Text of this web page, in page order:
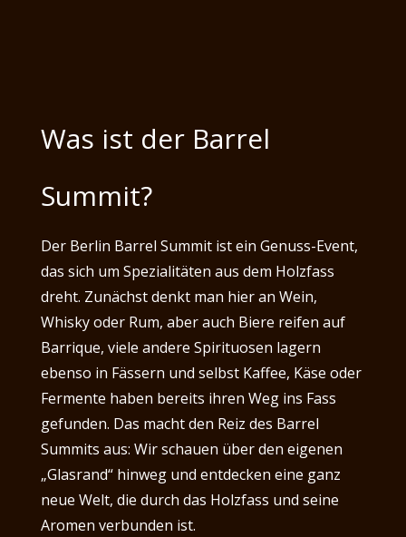
Was ist der Barrel
Summit?
Der Berlin Barrel Summit ist ein Genuss-Event,
das sich um Spezialitäten aus dem Holzfass
dreht. Zunächst denkt man hier an Wein,
Whisky oder Rum, aber auch Biere reifen auf
Barrique, viele andere Spirituosen lagern
ebenso in Fässern und selbst Kaffee, Käse oder
Fermente haben bereits ihren Weg ins Fass
gefunden. Das macht den Reiz des Barrel
Summits aus: Wir schauen über den eigenen
„Glasrand“ hinweg und entdecken eine ganz
neue Welt, die durch das Holzfass und seine
Aromen verbunden ist.